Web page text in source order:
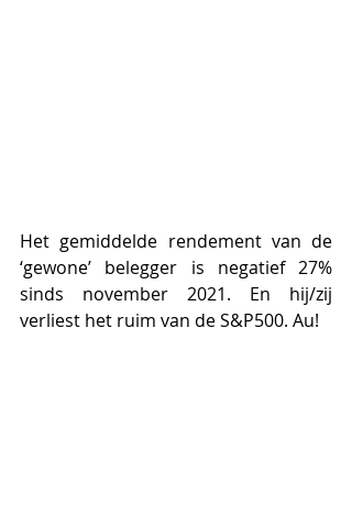
Het gemiddelde rendement van de
‘gewone’ belegger is negatief 27%
sinds november 2021. En hij/zij
verliest het ruim van de S&P500. Au!